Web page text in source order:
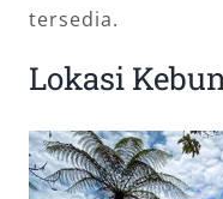
tersedia.
Lokasi